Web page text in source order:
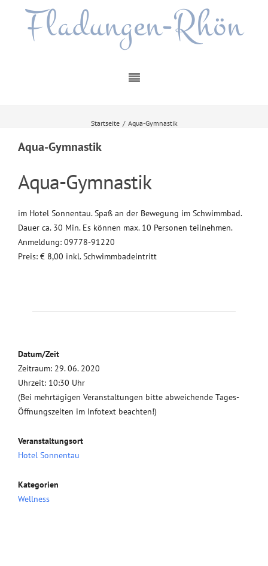
Fladungen-Rhön
Startseite / Aqua-Gymnastik
Aqua-Gymnastik
Aqua-Gymnastik
im Hotel Sonnentau. Spaß an der Bewegung im Schwimmbad.
Dauer ca. 30 Min. Es können max. 10 Personen teilnehmen.
Anmeldung: 09778-91220
Preis: € 8,00 inkl. Schwimmbadeintritt
Datum/Zeit
Zeitraum: 29. 06. 2020
Uhrzeit: 10:30 Uhr
(Bei mehrtägigen Veranstaltungen bitte abweichende Tages-
Öffnungszeiten im Infotext beachten!)
Veranstaltungsort
Hotel Sonnentau
Kategorien
Wellness